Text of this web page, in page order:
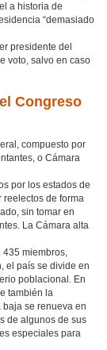
a historia de
“demasiado
presidente del
voto, salvo en caso
Congreso
compuesto por
o Cámara
por los estados de
reelectos de forma
sin tomar en
La Cámara alta
435 miembros,
el país se divide en
poblacional. En
también la
se renueva en
de algunos de sus
especiales para